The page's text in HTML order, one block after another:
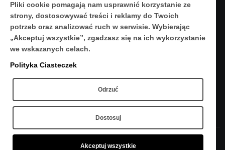
Moje konto
O Nas
Polityka prywatności
Regulamin
FAQ
OBSERWUJ NAS
Pliki cookie pomagają nam usprawnić korzystanie ze
strony, dostosowywać treści i reklamy do Twoich
potrzeb oraz analizować ruch w serwisie. Wybierając
„Akceptuj wszystkie”, zgadzasz się na ich wykorzystanie
we wskazanych celach.
Polityka Ciasteczek
Odrzuć
Dostosuj
Akceptuj wszystkie